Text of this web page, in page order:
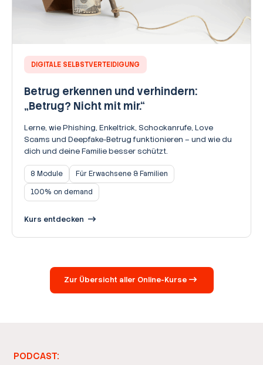
DIGITALE SELBSTVERTEIDIGUNG
Betrug erkennen und verhindern:
„Betrug? Nicht mit mir.“
Lerne, wie Phishing, Enkeltrick, Schockanrufe, Love
Scams und Deepfake-Betrug funktionieren – und wie du
dich und deine Familie besser schützt.
8 Module
Für Erwachsene & Familien
100% on demand
Kurs entdecken
Zur Übersicht aller Online-Kurse
PODCAST: